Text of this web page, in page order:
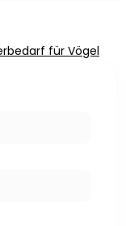
für Vögel